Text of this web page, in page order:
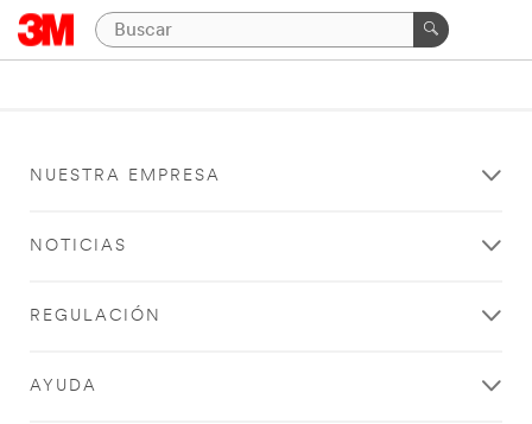
NUESTRA EMPRESA
NOTICIAS
REGULACIÓN
AYUDA